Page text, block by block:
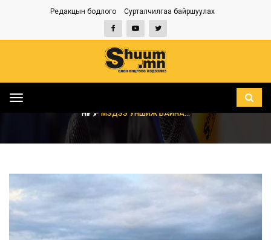
Редакцын бодлого Сурталчилгаа байршуулах
Toggle
НҮҮР МЭДЭЭ УНШИЖ БАЙНА...